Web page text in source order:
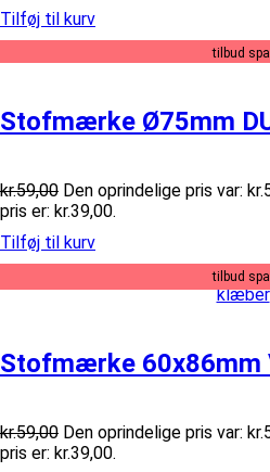
Tilføj til kurv
tilbud
Stofmærke Ø75mm
kr.59,00 Den oprindelige pris var:
pris er: kr.39,00.
Tilføj til kurv
tilbud
Stofmærke 60x86mm
kr.59,00 Den oprindelige pris var:
pris er: kr.39,00.